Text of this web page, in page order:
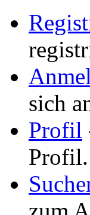
sich
Profil
Profil.